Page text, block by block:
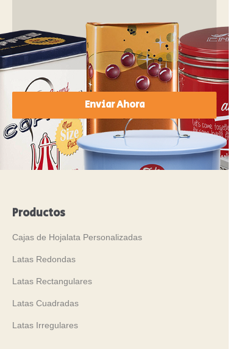
Enviar Ahora
Productos
Cajas de Hojalata Personalizadas
Latas Redondas
Latas Rectangulares
Latas Cuadradas
Latas Irregulares